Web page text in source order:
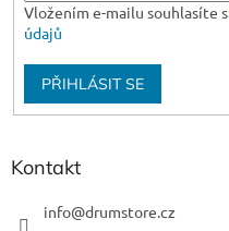
Vložením e-mailu souhlasíte s
údajů
PŘIHLÁSIT SE
Kontakt
info@drumstore.cz